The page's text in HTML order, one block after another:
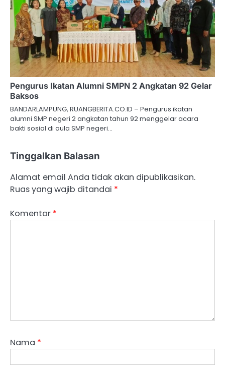
Pengurus Ikatan Alumni SMPN 2 Angkatan 92 Gelar
Baksos
BANDARLAMPUNG, RUANGBERITA.CO.ID – Pengurus ikatan
alumni SMP negeri 2 angkatan tahun 92 menggelar acara
bakti sosial di aula SMP negeri…
Tinggalkan Balasan
Alamat email Anda tidak akan dipublikasikan.
Ruas yang wajib ditandai *
Komentar *
Nama *